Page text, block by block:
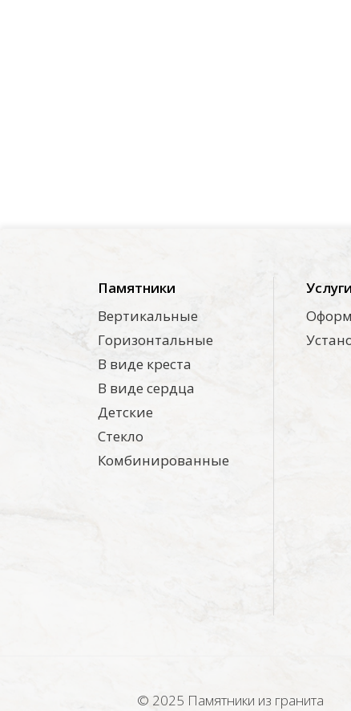
Памятники
Вертикальные
Горизонтальные
В виде креста
В виде сердца
Детские
Стекло
Комбинированные
Услуги
© 2025 Памятники из гранита